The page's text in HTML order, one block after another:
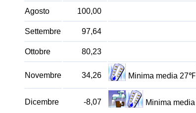
Agosto 100,00
Settembre 97,64
Ottobre 80,23
Novembre 34,26 Minima media 27℉
Dicembre -8,07 Minima